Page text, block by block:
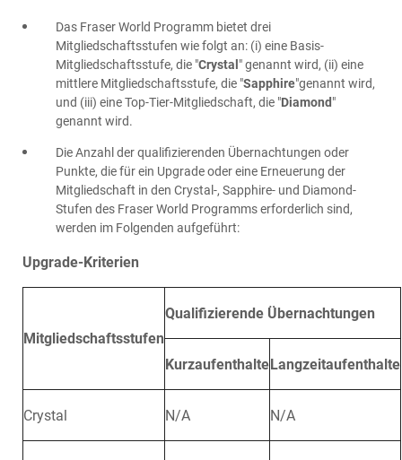
Das Fraser World Programm bietet drei
Mitgliedschaftsstufen wie folgt an: (i) eine Basis-
Mitgliedschaftsstufe, die "Crystal" genannt wird, (ii) eine
mittlere Mitgliedschaftsstufe, die "Sapphire"genannt wird,
und (iii) eine Top-Tier-Mitgliedschaft, die "Diamond"
genannt wird.
Die Anzahl der qualifizierenden Übernachtungen oder
Punkte, die für ein Upgrade oder eine Erneuerung der
Mitgliedschaft in den Crystal-, Sapphire- und Diamond-
Stufen des Fraser World Programms erforderlich sind,
werden im Folgenden aufgeführt:
Upgrade-Kriterien
Mitgliedschaftsstufen
Qualifizierende Übernachtungen
KurzaufenthalteLangzeitaufenthalte
Crystal N/A N/A